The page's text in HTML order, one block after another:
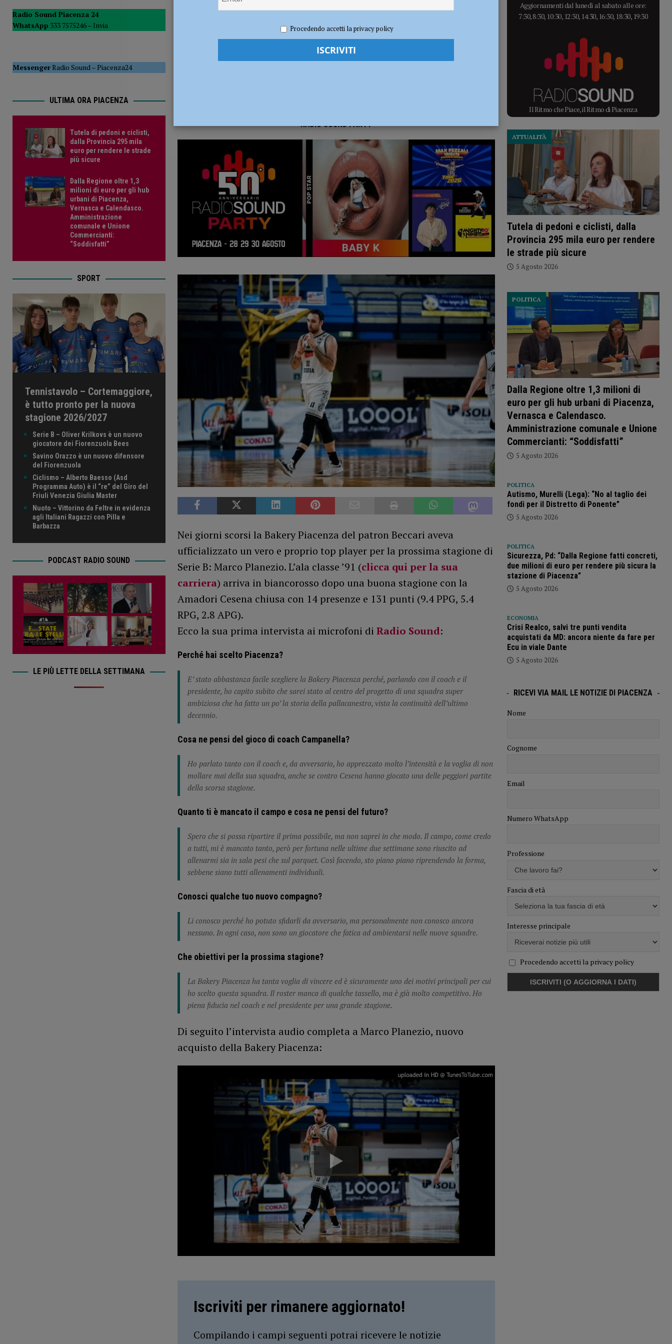
POLITICA
[ 5 Agosto 2026 ] Caldo estremo e asili nido, Tagliaferri (FdI): “Verificare subito la situazione nella provincia di Piacenza”
RADIO SOUND PARTY
Nei giorni scorsi la Bakery Piacenza del patron Beccari aveva
ufficializzato un vero e proprio top player per la prossima stagione di
Serie B: Marco Planezio. L’ala classe ’91 (clicca qui per la sua
carriera) arriva in biancorosso dopo una buona stagione con la
Amadori Cesena chiusa con 14 presenze e 131 punti (9.4 PPG, 5.4
RPG, 2.8 APG).
Ecco la sua prima intervista ai microfoni di Radio Sound:
Perché hai scelto Piacenza?
E’ stato abbastanza facile scegliere la Bakery Piacenza perché, parlando con il coach e il
presidente, ho capito subito che sarei stato al centro del progetto di una squadra super
ambiziosa che ha fatto un po’ la storia della pallacanestro, vista la continuità dell’ultimo
decennio.
Cosa ne pensi del gioco di coach Campanella?
Ho parlato tanto con il coach e, da avversario, ho apprezzato molto l’intensità e la voglia di non
mollare mai della sua squadra, anche se contro Cesena hanno giocato una delle peggiori partite
della scorsa stagione.
Quanto ti è mancato il campo e cosa ne pensi del futuro?
Spero che si possa ripartire il prima possibile, ma non saprei in che modo. Il campo, come credo
a tutti, mi è mancato tanto, però per fortuna nelle ultime due settimane sono riuscito ad
allenarmi sia in sala pesi che sul parquet. Così facendo, sto piano piano riprendendo la forma,
sebbene siano tutti allenamenti individuali.
Conosci qualche tuo nuovo compagno?
Li conosco perché ho potuto sfidarli da avversario, ma personalmente non conosco ancora
nessuno. In ogni caso, non sono un giocatore che fatica ad ambientarsi nelle nuove squadre.
Che obiettivi per la prossima stagione?
La Bakery Piacenza ha tanta voglia di vincere ed è sicuramente uno dei motivi principali per cui
ho scelto questa squadra. Il roster manca di qualche tassello, ma è già molto competitivo. Ho
piena fiducia nel coach e nel presidente per una grande stagione.
Di seguito l’intervista audio completa a Marco Planezio, nuovo
acquisto della Bakery Piacenza:
Iscriviti per rimanere aggiornato!
Compilando i campi seguenti potrai ricevere le notizie
Radio Sound Piacenza 24
WhatsApp 333 7575246 – Invia
MessengerRadio Sound–Piacenza24
ULTIMA ORA PIACENZA
Tutela di pedoni e ciclisti,
dalla Provincia 295 mila
euro per rendere le strade
più sicure
Dalla Regione oltre 1,3
milioni di euro per gli hub
urbani di Piacenza,
Vernasca e Calendasco.
Amministrazione
comunale e Unione
Commercianti:
“Soddisfatti”
SPORT
Tennistavolo – Cortemaggiore,
è tutto pronto per la nuova
stagione 2026/2027
Serie B – Oliver Krilkovs è un nuovo
giocatore dei Fiorenzuola Bees
Savino Orazzo è un nuovo difensore
del Fiorenzuola
Ciclismo – Alberto Baesso (Asd
Programma Auto) è il “re” del Giro del
Friuli Venezia Giulia Master
Nuoto – Vittorino da Feltre in evidenza
agli Italiani Ragazzi con Pilla e
Barbazza
PODCAST RADIO SOUND
LE PIÙ LETTE DELLA SETTIMANA
Aggiornamenti dal lunedì al sabato alle ore:
7:30, 8:30, 10:30, 12:30, 14:30, 16:30, 18:30, 19:30
Il Ritmo che Piace, il Ritmo di Piacenza
Tutela di pedoni e ciclisti, dalla
Provincia 295 mila euro per rendere
le strade più sicure
ATTUALITÀ
5 Agosto 2026
Dalla Regione oltre 1,3 milioni di
euro per gli hub urbani di Piacenza,
Vernasca e Calendasco.
Amministrazione comunale e Unione
Commercianti: “Soddisfatti”
POLITICA
5 Agosto 2026
POLITICA
Autismo, Murelli (Lega): “No al taglio dei
fondi per il Distretto di Ponente”
5 Agosto 2026
POLITICA
Sicurezza, Pd: “Dalla Regione fatti concreti,
due milioni di euro per rendere più sicura la
stazione di Piacenza”
5 Agosto 2026
ECONOMIA
Crisi Realco, salvi tre punti vendita
acquistati da MD: ancora niente da fare per
Ecu in viale Dante
5 Agosto 2026
RICEVI VIA MAIL LE NOTIZIE DI PIACENZA
Nome
Cognome
Email
Numero WhatsApp
Professione
Fascia di età
Interesse principale
Procedendo accetti la privacy policy
Procedendo accetti la privacy policy